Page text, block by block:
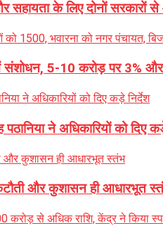
सहायता के लिए दोनों सरकारों
5-10 करोड़ पर 3%
ने अधिकारियों को दिए
और कुशासन ही आधारभूत